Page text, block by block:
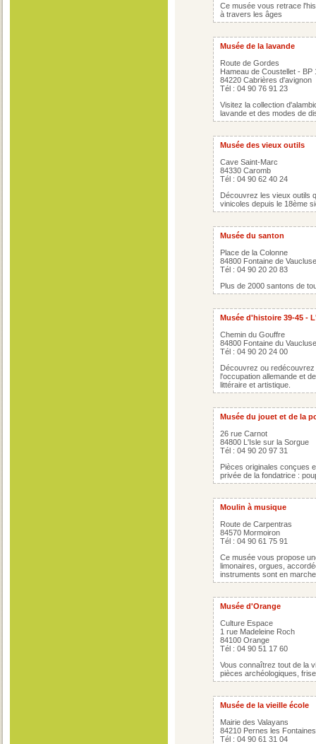
Ce musée vous retrace
à travers les âges
Musée de la lavande
Route de Gordes
Hameau de Coustellet - BP
84220 Cabrières d'avignon
Tél : 04 90 76 91 23
Visitez la collection
lavande et des modes de
Musée des vieux outils
Cave Saint-Marc
84330 Caromb
Tél : 04 90 62 40 24
Découvrez les vieux outils
vinicoles depuis le 18ème
Musée du santon
Place de la Colonne
84800 Fontaine de Vaucluse
Tél : 04 90 20 20 83
Plus de 2000 santons de
Musée d'histoire 39-45 -
Chemin du Gouffre
84800 Fontaine du Vaucluse
Tél : 04 90 20 24 00
Découvrez ou
l'occupation allemande et
littéraire et artistique.
Musée du jouet et de la
26 rue Carnot
84800 L'Isle sur la Sorgue
Tél : 04 90 20 97 31
Pièces originales conçues
privée de la fondatrice :
Moulin à musique
Route de Carpentras
84570 Mormoiron
Tél : 04 90 61 75 91
Ce musée vous propose
limonaires, orgues,
instruments sont en
Musée d'Orange
Culture Espace
1 rue Madeleine Roch
84100 Orange
Tél : 04 90 51 17 60
Vous connaîtrez tout de la
pièces archéologiques,
Musée de la vieille école
Mairie des Valayans
84210 Pernes les Fontaines
Tél : 04 90 61 31 04